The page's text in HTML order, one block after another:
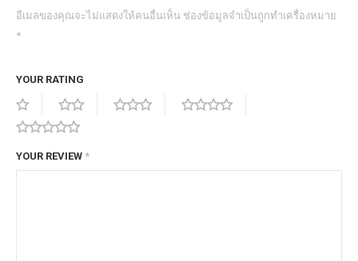
อีเมลของคุณจะไม่แสดงให้คนอื่นเห็น ช่องข้อมูลจำเป็นถูกทำเครื่องหมาย
*
YOUR RATING
YOUR REVIEW *